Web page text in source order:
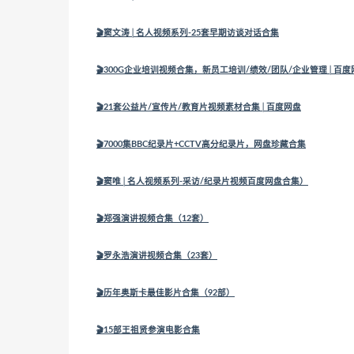
🎬窦文涛│名人视频系列-25套早期访谈对话合集
🎬300G企业培训视频合集，新员工培训/绩效/团队/企业管理│百度
🎬21套公益片/宣传片/教育片视频素材合集│百度网盘
🎬7000集BBC纪录片+CCTV高分纪录片，网盘珍藏合集
🎬窦唯│名人视频系列-采访/纪录片视频百度网盘合集）
🎬郑强演讲视频合集（12套）
🎬罗永浩演讲视频合集（23套）
🎬历年奥斯卡最佳影片合集（92部）
🎬15部王祖贤参演电影合集